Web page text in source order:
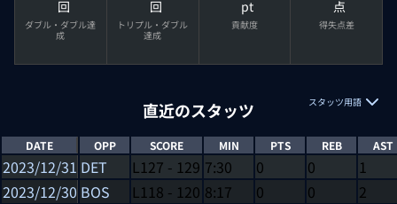
回
ダブル・ダブル達
成
回
トリプル・ダブル
達成
pt
貢献度
点
得失点差
直近のスタッツ スタッツ用語
DATE OPP SCORE MIN PTS REB AST
2023/12/31 DET L127 - 129 7:30 0 0
1
2023/12/30 BOS L118 - 120 8:17 0 0
2